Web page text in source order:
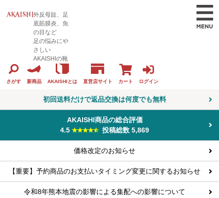
外反母趾、足
底筋膜炎、魚
の目など
足の悩みにや
さしい
AKAISHIの靴
さがす 新商品 AKAISHIとは 直営店サイト カート ログイン
初回送料だけで返品交換は何度でも無料
AKAISHI商品の総合評価
4.5
投稿総数 5,869
価格改定のお知らせ
【重要】予約商品のお支払いタイミング変更に関するお知らせ
令和8年熊本地震の影響による集配への影響について